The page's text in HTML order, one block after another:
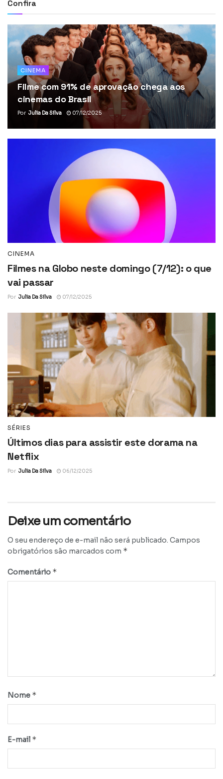
Confira
CINEMA
Filme com 91% de aprovação chega aos
cinemas do Brasil
Por Julia Da Silva 07/12/2025
CINEMA
Filmes na Globo neste domingo (7/12): o que
vai passar
Por Julia Da Silva 07/12/2025
SÉRIES
Últimos dias para assistir este dorama na
Netflix
Por Julia Da Silva 06/12/2025
Deixe um comentário
O seu endereço de e-mail não será publicado. Campos
obrigatórios são marcados com *
Comentário *
Nome *
E-mail *